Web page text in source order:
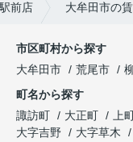
前店 大牟田市の
市区町村から探す
大牟田市
荒尾市
町名から探す
諏訪町
大正町 上
大字吉野
大字草木